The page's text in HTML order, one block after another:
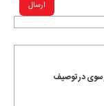
در توصیف
ارسال